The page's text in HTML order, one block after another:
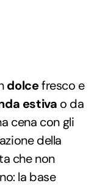
dolcefresco e
estiva o da
cena con gli
della
che non
la base